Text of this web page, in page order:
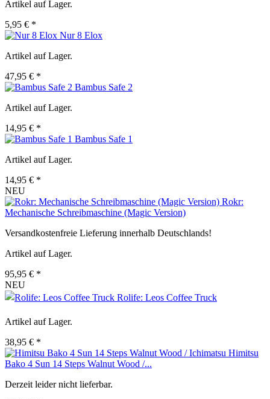
Artikel auf Lager.
5,95 € *
Nur 8 Elox
Artikel auf Lager.
47,95 € *
Bambus Safe 2
Artikel auf Lager.
14,95 € *
Bambus Safe 1
Artikel auf Lager.
14,95 € *
NEU
Rokr:
Mechanische Schreibmaschine (Magic Version)
Versandkostenfreie Lieferung innerhalb Deutschlands!
Artikel auf Lager.
95,95 € *
NEU
Rolife: Leos Coffee Truck
Artikel auf Lager.
38,95 € *
Himitsu
Bako 4 Sun 14 Steps Walnut Wood /...
Derzeit leider nicht lieferbar.